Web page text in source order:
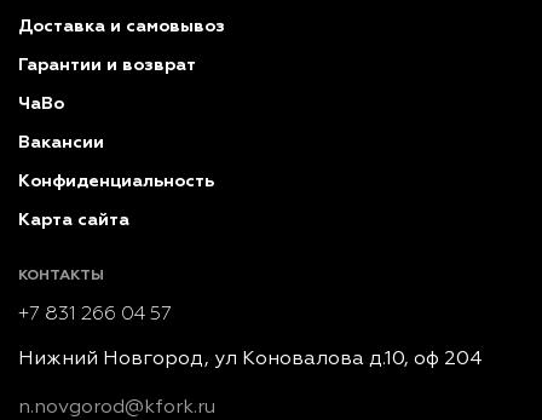
Доставка и самовывоз
Гарантии и возврат
ЧаВо
Вакансии
Конфиденциальность
Карта сайта
КОНТАКТЫ
+7 831 266 04 57
Нижний Новгород, ул Коновалова д.10, оф 204
n.novgorod@kfork.ru